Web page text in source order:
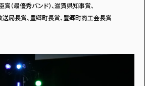
（最優秀バンド）、滋賀県知事賞、
送局長賞、豊郷町長賞、豊郷町商工会長賞